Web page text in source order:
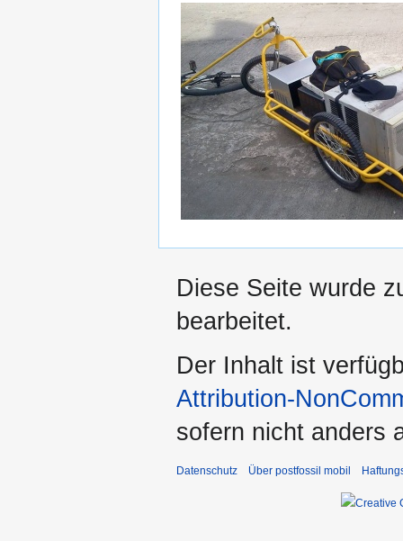
Diese Seite wurde
bearbeitet.
Der Inhalt ist
Attribution-
sofern nicht anders
Datenschutz Über postfossil mobil